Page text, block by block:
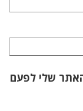
שלי לפעם